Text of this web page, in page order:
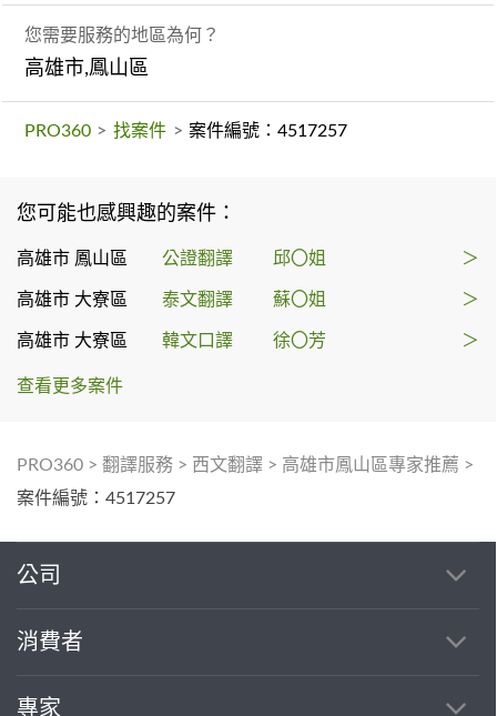
您需要服務的地區為何？
高雄市,鳳山區
PRO360 > 找案件 > 案件編號：4517257
您可能也感興趣的案件：
高雄市 鳳山區 公證翻譯 邱〇姐 ＞
高雄市 大寮區 泰文翻譯 蘇〇姐 ＞
高雄市 大寮區 韓文口譯 徐〇芳 ＞
查看更多案件
PRO360 > 翻譯服務 > 西文翻譯 > 高雄市鳳山區專家推薦 >
案件編號：4517257
公司
消費者
專家